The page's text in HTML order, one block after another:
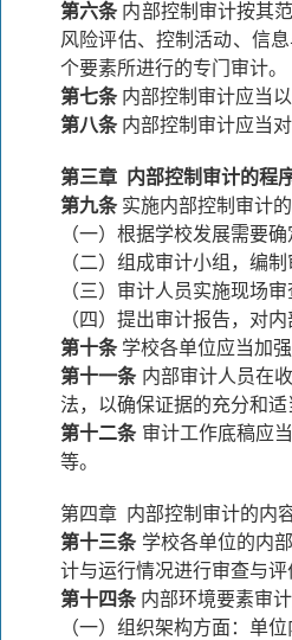
第六条 内部控制审计按其
风险评估、控制活动、信
个要素所进行的专门审计。
第七条 内部控制审计应当
第八条 内部控制审计应当
第三章 内部控制审计的程
第九条 实施内部控制审计的
（一）根据学校发展需要确
（二）组成审计小组，编
（三）审计人员实施现场
（四）提出审计报告，对
第十条 学校各单位应当加
第十一条 内部审计人员在
法，以确保证据的充分和适
第十二条 审计工作底稿应
等。
第四章 内部控制审计的内
第十三条 学校各单位的内
计与运行情况进行审查与评
第十四条 内部环境要素审
（一）组织架构方面：单